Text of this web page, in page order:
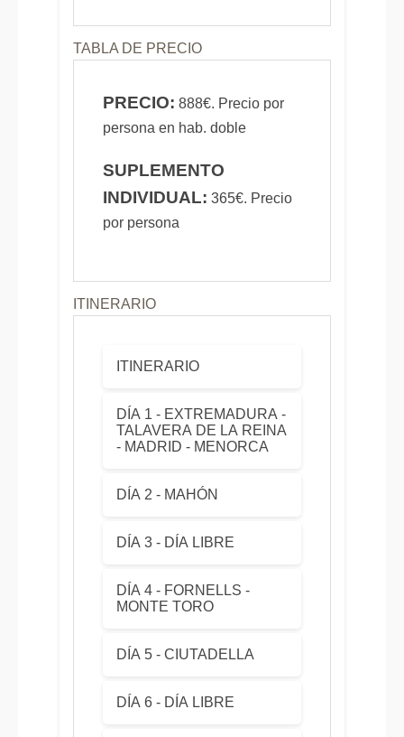
TABLA DE PRECIO
PRECIO: 888€. Precio por
persona en hab. doble
SUPLEMENTO
INDIVIDUAL: 365€. Precio
por persona
ITINERARIO
ITINERARIO
DÍA 1 - EXTREMADURA -
TALAVERA DE LA REINA
- MADRID - MENORCA
DÍA 2 - MAHÓN
DÍA 3 - DÍA LIBRE
DÍA 4 - FORNELLS -
MONTE TORO
DÍA 5 - CIUTADELLA
DÍA 6 - DÍA LIBRE